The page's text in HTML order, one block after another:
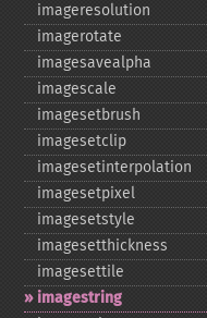
imageresolution
imagerotate
imagesavealpha
imagescale
imagesetbrush
imagesetclip
imagesetinterpolation
imagesetpixel
imagesetstyle
imagesetthickness
imagesettile
imagestring